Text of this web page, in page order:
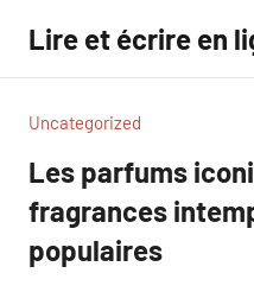
contenu
Lire et écrire en
Uncategorized
Les parfums
fragrances
populaires